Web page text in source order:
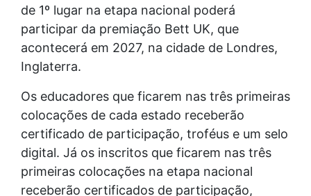
de 1º lugar na etapa nacional poderá
participar da premiação Bett UK, que
acontecerá em 2027, na cidade de Londres,
Inglaterra.
Os educadores que ficarem nas três primeiras
colocações de cada estado receberão
certificado de participação, troféus e um selo
digital. Já os inscritos que ficarem nas três
primeiras colocações na etapa nacional
receberão certificados de participação,